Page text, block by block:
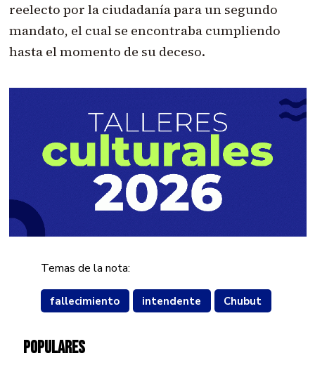
reelecto por la ciudadanía para un segundo
mandato, el cual se encontraba cumpliendo
hasta el momento de su deceso.
Temas de la nota:
fallecimiento intendente Chubut
POPULARES